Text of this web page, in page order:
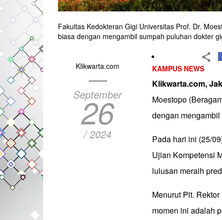
Fakultas Kedokteran Gigi Universitas Prof. Dr.
biasa dengan mengambil sumpah puluhan dokter
Klikwarta.com
September
26
/ 2024
KAMPUS NEWS
Klikwarta.com,
Moestopo
dengan
Pada hari ini (25/
Ujian Kompetensi
lulusan meraih
Menurut Plt.
momen ini adalah